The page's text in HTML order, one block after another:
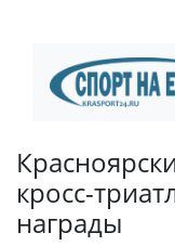
кросс-
награды